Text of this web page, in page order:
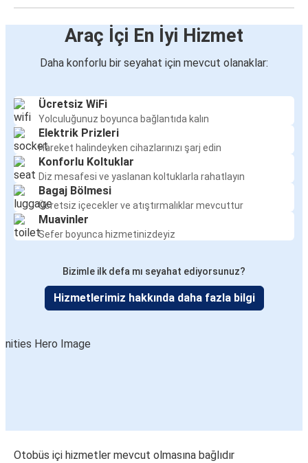
Araç İçi En İyi Hizmet
Daha konforlu bir seyahat için mevcut olanaklar:
Ücretsiz WiFi
Yolculuğunuz boyunca bağlantıda kalın
Elektrik Prizleri
Hareket halindeyken cihazlarınızı şarj edin
Konforlu Koltuklar
Diz mesafesi ve yaslanan koltuklarla rahatlayın
Bagaj Bölmesi
Ücretsiz içecekler ve atıştırmalıklar mevcuttur
Muavinler
Sefer boyunca hizmetinizdeyiz
Bizimle ilk defa mı seyahat ediyorsunuz?
Hizmetlerimiz hakkında daha fazla bilgi
Otobüs içi hizmetler mevcut olmasına bağlıdır